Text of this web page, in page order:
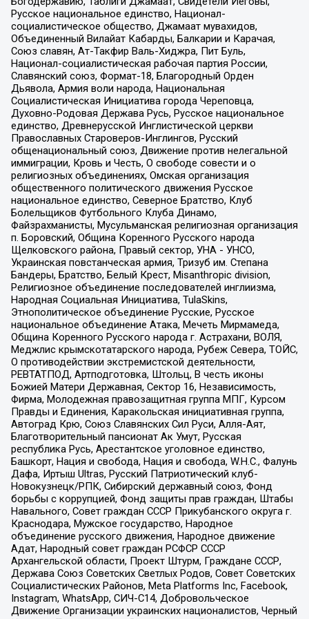
Русское национальное единство, Национал-
социалистическое общество, Джамаат мувахидов,
Объединенный Вилайат Кабарды, Балкарии и Карачая,
Союз славян, Ат-Такфир Валь-Хиджра, Пит Буль,
Национал-социалистическая рабочая партия России,
Славянский союз, Формат-18, Благородный Орден
Дьявола, Армия воли народа, Национальная
Социалистическая Инициатива города Череповца,
Духовно-Родовая Держава Русь, Русское национальное
единство, Древнерусской Инглистической церкви
Православных Староверов-Инглингов, Русский
общенациональный союз, Движение против нелегальной
иммиграции, Кровь и Честь, О свободе совести и о
религиозных объединениях, Омская организация
общественного политического движения Русское
национальное единство, Северное Братство, Клуб
Болельщиков Футбольного Клуба Динамо,
Файзрахманисты, Мусульманская религиозная организация
п. Боровский, Община Коренного Русского народа
Щелковского района, Правый сектор, УНА - УНСО,
Украинская повстанческая армия, Тризуб им. Степана
Бандеры, Братство, Белый Крест, Misanthropic division,
Религиозное объединение последователей инглиизма,
Народная Социальная Инициатива, TulaSkins,
Этнополитическое объединение Русские, Русское
национальное объединение Атака, Мечеть Мирмамеда,
Община Коренного Русского народа г. Астрахани, ВОЛЯ,
Меджлис крымскотатарского народа, Рубеж Севера, ТОЙС,
О противодействии экстремистской деятельности,
РЕВТАТПОД, Артподготовка, Штольц, В честь иконы
Божией Матери Державная, Сектор 16, Независимость,
Фирма, Молодежная правозащитная группа МПГ, Курсом
Правды и Единения, Каракольская инициативная группа,
Автоград Крю, Союз Славянских Сил Руси, Алля-Аят,
Благотворительный пансионат Ак Умут, Русская
республика Русь, Арестантское уголовное единство,
Башкорт, Нация и свобода, Нация и свобода, W.H.С., Фалунь
Дафа, Иртыш Ultras, Русский Патриотический клуб-
Новокузнецк/РПК, Сибирский державный союз, Фонд
борьбы с коррупцией, Фонд защиты прав граждан, Штабы
Навального, Совет граждан СССР Прикубанского округа г.
Краснодара, Мужское государство, Народное
объединение русского движения, Народное движение
Адат, Народный совет граждан РСФСР СССР
Архангельской области, Проект Штурм, Граждане СССР,
Держава Союз Советских Светлых Родов, Совет Советских
Социалистических Районов, Meta Platforms Inc, Facebook,
Instagram, WhatsApp, СИЧ-С14, Добровольческое
Движение Организации украинских националистов, Черный